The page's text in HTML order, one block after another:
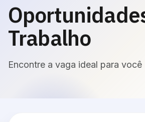
Trabalho
Encontre a vaga ideal para você